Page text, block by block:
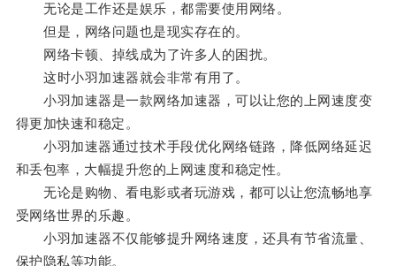
无论是工作还是娱乐，都需要使用网络。
但是，网络问题也是现实存在的。
网络卡顿、掉线成为了许多人的困扰。
这时小羽加速器就会非常有用了。
小羽加速器是一款网络加速器，可以让您的上网速度变
得更加快速和稳定。
小羽加速器通过技术手段优化网络链路，降低网络延迟
和丢包率，大幅提升您的上网速度和稳定性。
无论是购物、看电影或者玩游戏，都可以让您流畅地享
受网络世界的乐趣。
小羽加速器不仅能够提升网络速度，还具有节省流量、
保护隐私等功能。